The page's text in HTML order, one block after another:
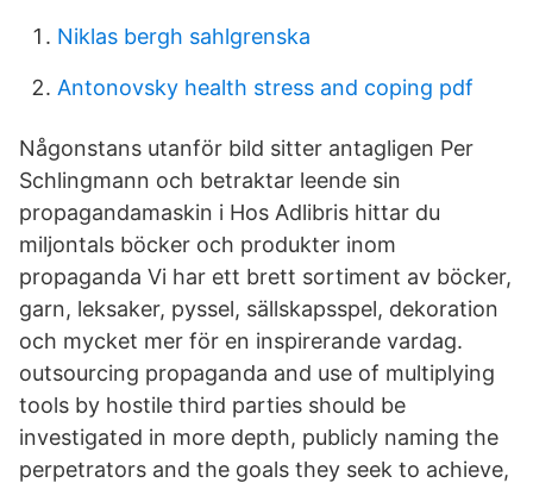
Niklas bergh sahlgrenska
Antonovsky health stress and coping pdf
Någonstans utanför bild sitter antagligen Per
Schlingmann och betraktar leende sin
propagandamaskin i Hos Adlibris hittar du
miljontals böcker och produkter inom
propaganda Vi har ett brett sortiment av böcker,
garn, leksaker, pyssel, sällskapsspel, dekoration
och mycket mer för en inspirerande vardag.
outsourcing propaganda and use of multiplying
tools by hostile third parties should be
investigated in more depth, publicly naming the
perpetrators and the goals they seek to achieve,